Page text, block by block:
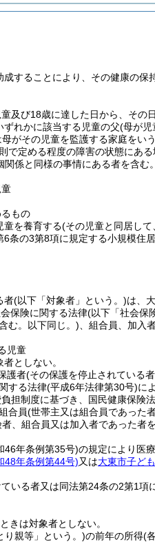
することにより、その健康の
及び18歳に達した日から、その
ずれかに該当する児童の父(母が児
母がその児童を監護する家庭をいう
で定める程度の障害の状態にあ
係と同様の事情にある者を含む
もの
童を養育する(その児童と同居し
6条の3第8項に規定する小規模住
者(以下「対象者」という。)は、
保険に関する法律(以下「社会保
む。以下同じ。) 、組合員、加入
児童
としない。
護者(その保護を停止されている
する法律(平成6年法律第30号)に
担制度に基づき、国民健康保険
合員(世帯主又は組合員であった
、組合員又は加入者であった者
46年条例第35号)の規定により医
48年条例第44号)又は大東市子ど
いる者又は同法第24条の2第1
きは対象者としない。
り親等」という。)の前年の所得(